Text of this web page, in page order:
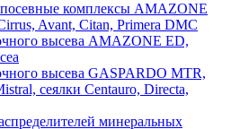
посевные комплексы AMAZONE
Avant, Citan, Primera DMC
высева AMAZONE ED,
высева GASPARDO MTR,
сеялки Centauro, Directa,
минеральных